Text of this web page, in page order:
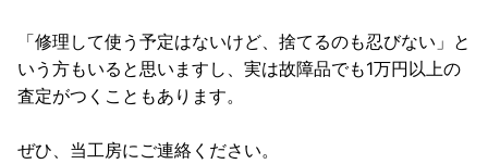
「修理して使う予定はないけど、捨てるのも忍びない」と
いう方もいると思いますし、実は故障品でも1万円以上の
査定がつくこともあります。
ぜひ、当工房にご連絡ください。